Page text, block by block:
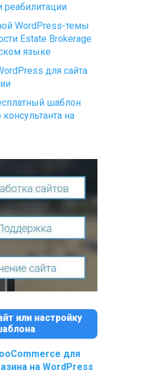
реабилитации
WordPress-темы
Estate Brokerage
языке
для сайта
шаблон
на
или настройку
для
на WordPress